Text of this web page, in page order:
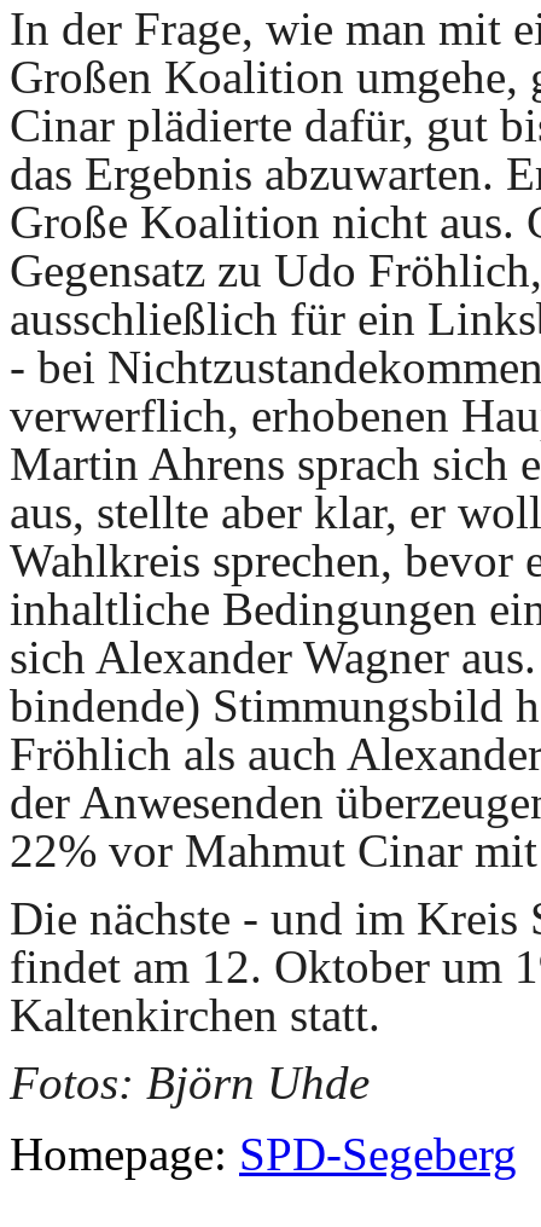
In der Frage, wie man mit
Großen Koalition umgehe,
Cinar plädierte dafür, gut
das Ergebnis abzuwarten.
Große Koalition nicht aus.
Gegensatz zu Udo
ausschließlich für ein
- bei
verwerflich, erhobenen
Martin Ahrens sprach sich
aus, stellte aber klar, er
Wahlkreis sprechen, bevor
inhaltliche Bedingungen
sich Alexander Wagner
bindende) Stimmungsbild
Fröhlich als auch
der Anwesenden
22% vor Mahmut Cinar
Die nächste - und im Kreis
findet am 12. Oktober um
Kaltenkirchen statt.
Fotos: Björn Uhde
Homepage: SPD-Segeberg